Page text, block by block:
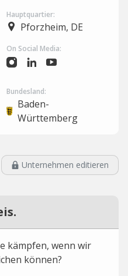
Hauptquartier:
Pforzheim, DE
On Social Media:
Bundesland:
Baden-
Württemberg
Unternehmen editieren
kämpfen, wenn wir
können?